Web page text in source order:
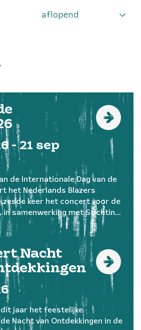
- 21 sep
de Internationale Dag van de
het Nederlands Blazers
zesde keer het concert voor de
in samenwerking met Stichting
en PHIL Haarlem.
Nacht
dit jaar het feestelijke
Nacht van Ontdekkingen in de